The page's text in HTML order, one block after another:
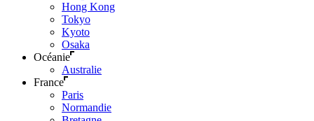
Hong Kong
Tokyo
Kyoto
Osaka
Océanie
Australie
France
Paris
Normandie